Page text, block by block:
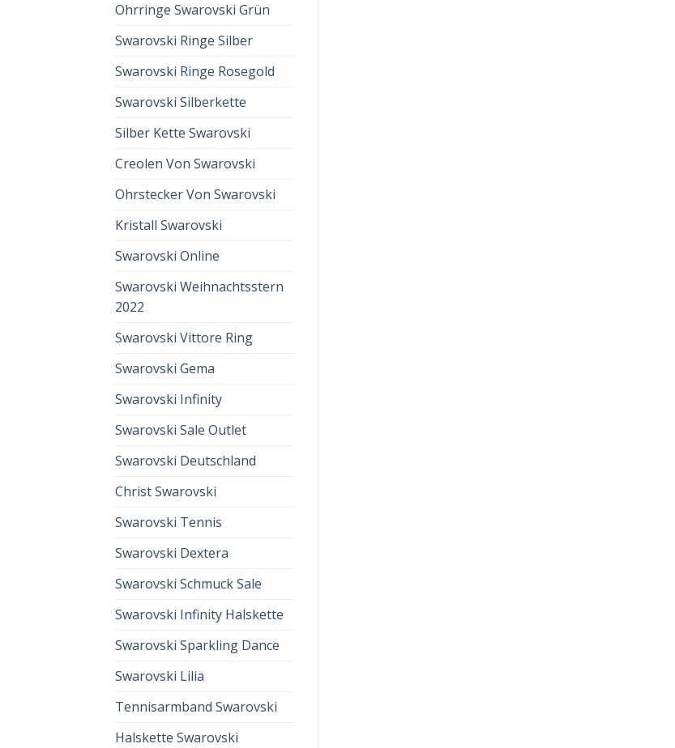
Ohrringe Swarovski Grün
Swarovski Ringe Silber
Swarovski Ringe Rosegold
Swarovski Silberkette
Silber Kette Swarovski
Creolen Von Swarovski
Ohrstecker Von Swarovski
Kristall Swarovski
Swarovski Online
Swarovski Weihnachtsstern
2022
Swarovski Vittore Ring
Swarovski Gema
Swarovski Infinity
Swarovski Sale Outlet
Swarovski Deutschland
Christ Swarovski
Swarovski Tennis
Swarovski Dextera
Swarovski Schmuck Sale
Swarovski Infinity Halskette
Swarovski Sparkling Dance
Swarovski Lilia
Tennisarmband Swarovski
Halskette Swarovski